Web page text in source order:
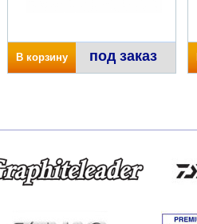
В корзину под заказ